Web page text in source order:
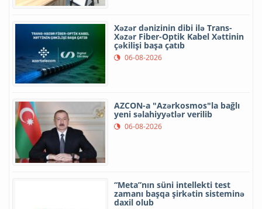
Xəzər dənizinin dibi ilə Trans-
Xəzər Fiber-Optik Kabel Xəttinin
çəkilişi başa çatıb
06-08-2026
AZCON-a "Azərkosmos"la bağlı
yeni səlahiyyətlər verilib
06-08-2026
“Meta”nın süni intellekti test
zamanı başqa şirkətin sisteminə
daxil olub